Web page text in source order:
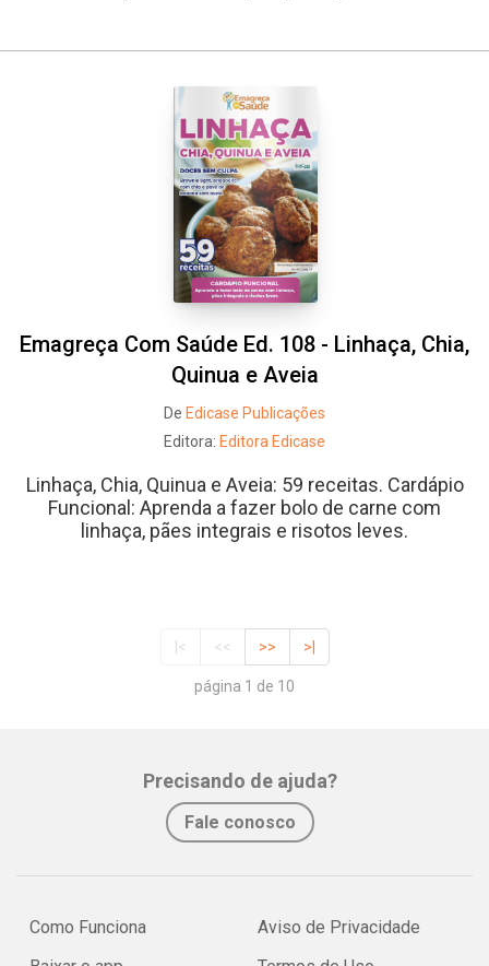
Emagreça Com Saúde Ed. 108 - Linhaça, Chia,
Quinua e Aveia
De Edicase Publicações
Editora: Editora Edicase
Linhaça, Chia, Quinua e Aveia: 59 receitas. Cardápio
Funcional: Aprenda a fazer bolo de carne com
linhaça, pães integrais e risotos leves.
|< << >> >|
página 1 de 10
Precisando de ajuda?
Fale conosco
Como Funciona
Aviso de Privacidade